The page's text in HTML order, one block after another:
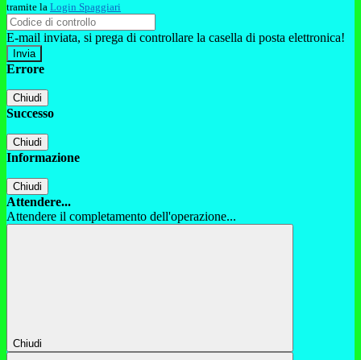
tramite la Login Spaggiari
E-mail inviata, si prega di controllare la casella di posta elettronica!
Errore
Chiudi
Successo
Chiudi
Informazione
Chiudi
Attendere...
Attendere il completamento dell'operazione...
Chiudi